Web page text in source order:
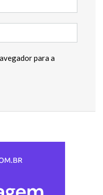
para a